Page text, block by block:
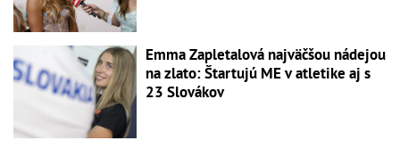
Emma Zapletalová najväčšou nádejou
na zlato: Štartujú ME v atletike aj s
23 Slovákov